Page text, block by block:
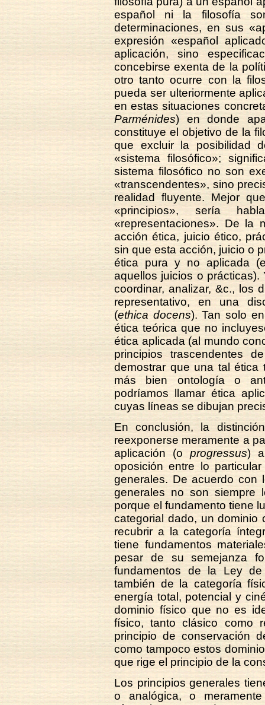
español ni la filosofía
determinaciones, en sus
expresión «español
aplicación, sino
concebirse exenta de la
otro tanto ocurre con la
pueda ser ulteriormente
en estas situaciones
Parménides) en donde
constituye el objetivo de la
que excluir la posibilidad
«sistema filosófico»;
sistema filosófico no son
«transcendentes», sino
realidad fluyente. Mejor
«principios», sería
«representaciones». De la
acción ética, juicio ético,
sin que esta acción, juicio o
ética pura y no aplicada
aquellos juicios o
coordinar, analizar, &c., los
representativo, en una
(ethica docens). Tan solo
ética teórica que no
ética aplicada (al mundo
principios trascendentes
demostrar que una tal ética
más bien ontología o
podríamos llamar ética
cuyas líneas se dibujan
En conclusión, la
reexponerse meramente a
aplicación (oprogressus)
oposición entre lo
generales. De acuerdo con
generales no son siempre
porque el fundamento tiene
categorial dado, un dominio
recubrir a la categoría
tiene fundamentos
pesar de su semejanza
fundamentos de la Ley
también de la categoría
energía total, potencial y
dominio físico que no es
físico, tanto clásico como
principio de conservación
como tampoco estos
que rige el principio de la
Los principios generales
o analógica, o meramente